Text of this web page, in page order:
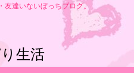
友達いないぼっちブログ。
生活